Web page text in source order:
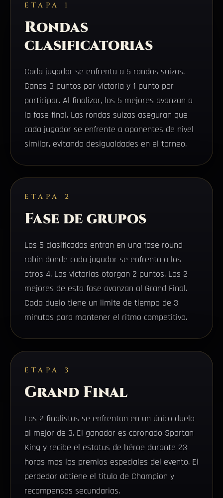
ETAPA 1
Rondas
clasificatorias
Cada jugador se enfrenta a 5 rondas suizas.
Ganas 3 puntos por victoria y 1 punto por
participar. Al finalizar, los 5 mejores avanzan a
la fase final. Las rondas suizas aseguran que
cada jugador se enfrente a oponentes de nivel
similar, evitando desigualdades en el torneo.
ETAPA 2
Fase de grupos
Los 5 clasificados entran en una fase round-
robin donde cada jugador se enfrenta a los
otros 4. Las victorias otorgan 2 puntos. Los 2
mejores de esta fase avanzan al Grand Final.
Cada duelo tiene un limite de tiempo de 3
minutos para mantener el ritmo competitivo.
ETAPA 3
Grand Final
Los 2 finalistas se enfrentan en un único duelo
al mejor de 3. El ganador es coronado Spartan
King y recibe el estatus de héroe durante 23
horas mas los premios especiales del evento. El
perdedor obtiene el titulo de Champion y
recompensas secundarias.